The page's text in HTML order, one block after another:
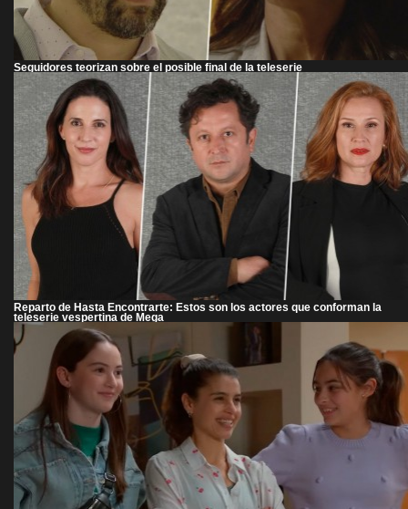
Seguidores teorizan sobre el posible final de la teleserie
Reparto de Hasta Encontrarte: Estos son los actores que conforman la
teleserie vespertina de Mega